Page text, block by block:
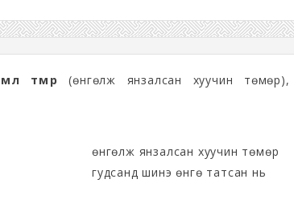
төмөр (өнгөлж янзалсан хуучин төмөр),
өнгөлж янзалсан хуучин төмөр
гудсанд шинэ өнгө татсан нь